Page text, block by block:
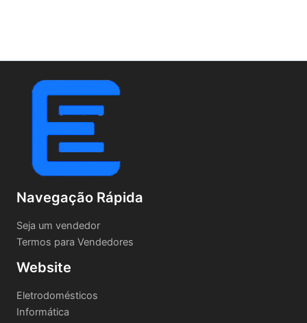
Navegação Rápida
Seja um vendedor
Termos para Vendedores
Website
Eletrodomésticos
Informática